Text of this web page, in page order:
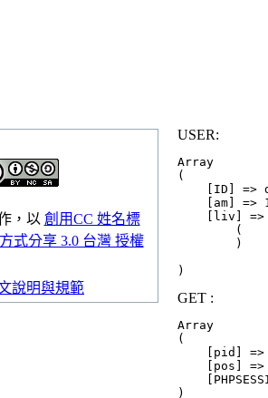
，以 創用CC 姓名標
式分享 3.0 台灣 授權
說明與規範
USER:
Array
(
[ID] =>
[am] =>
[liv] =>
        (
        )
GET :
Array
(
[pid] =>
[pos] =>